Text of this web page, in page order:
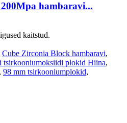
hambaravi...
kaitstud.
Cube Zirconia Block hambaravi,
tsirkooniumoksiidi plokid Hiina,
, 98 mm tsirkooniumplokid,